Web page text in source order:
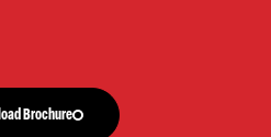
Brochure